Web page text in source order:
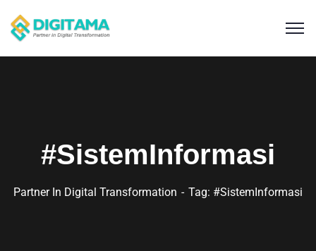
#SistemInformasi
Partner In Digital Transformation Tag: #SistemInformasi